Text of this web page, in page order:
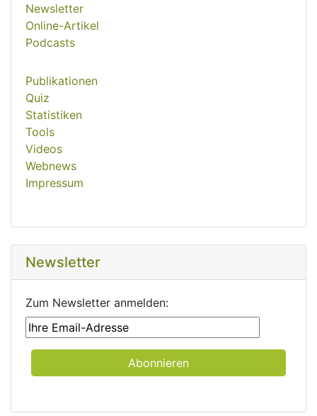
Newsletter
Online-Artikel
Podcasts
Publikationen
Quiz
Statistiken
Tools
Videos
Webnews
Impressum
Newsletter
Zum Newsletter anmelden: